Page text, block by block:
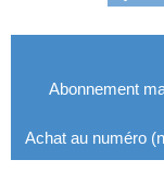
Abonnement
Achat au numéro